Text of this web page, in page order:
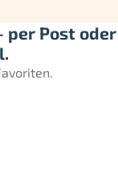
per Post oder